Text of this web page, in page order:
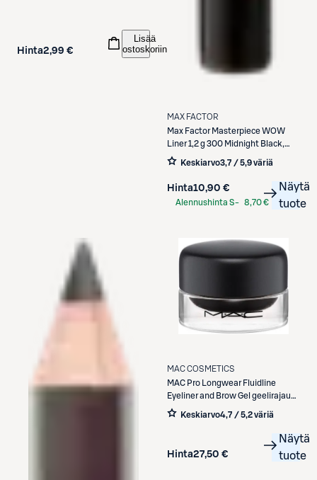
Hinta2,99 €
Lisää
ostoskoriin
MAX FACTOR
Max Factor Masterpiece WOW
Liner 1,2 g 300 Midnight Black,
silmänrajaus
Keskiarvo3,7 / 5,9 väriä
Hinta10,90 €
Alennushinta S- 8,70 €
Näytä
tuote
MAC COSMETICS
MAC Pro Longwear Fluidline
Eyeliner and Brow Gel geelirajaus
3 g
Keskiarvo4,7 / 5,2 väriä
Hinta27,50 €
Näytä
tuote